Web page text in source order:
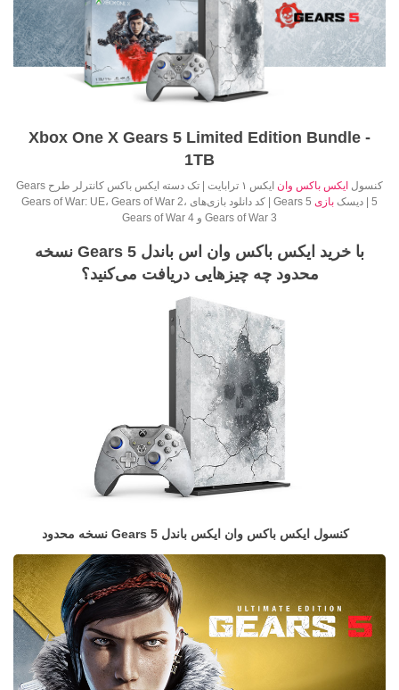
Xbox One X Gears 5 Limited Edition Bundle -
1TB
کنسول ایکس باکس وان
ایکس ۱ ترابایت | تک دسته ایکس باکس کانترلر طرح Gears
5 | دیسک
بازی
Gears 5 | کد دانلود بازی‌های Gears of War: UE، Gears of War 2،
Gears of War 3 و Gears of War 4
با خرید ایکس باکس وان اس باندل Gears 5 نسخه
محدود چه چیزهایی دریافت می‌کنید؟
کنسول ایکس باکس وان ایکس باندل Gears 5 نسخه محدود